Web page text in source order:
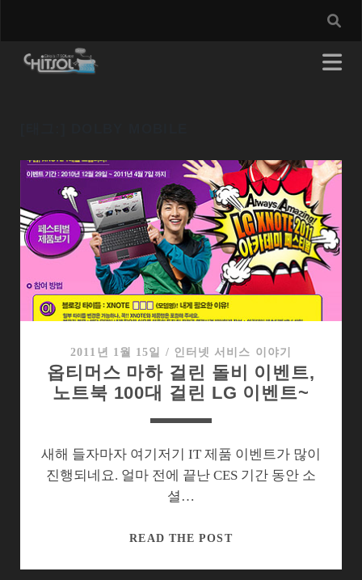
2011년 1월 15일 / 인터넷 서비스 이야기
옵티머스 마하 걸린 돌비 이벤트,
노트북 100대 걸린 LG 이벤트~
새해 들자마자 여기저기 IT 제품 이벤트가 많이
진행되네요. 얼마 전에 끝난 CES 기간 동안 소
셜…
READ THE POST옵